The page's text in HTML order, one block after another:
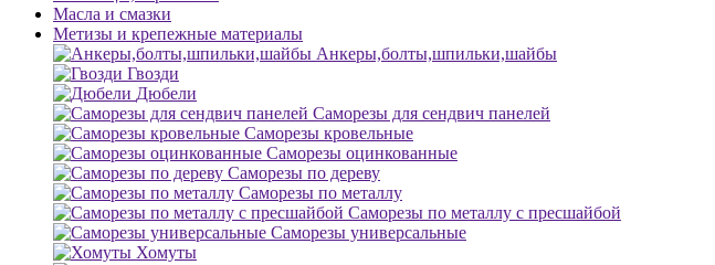
Масла и смазки
Метизы и крепежные материалы
Анкеры,болты,шпильки,шайбы
Гвозди
Дюбели
Саморезы для сендвич панелей
Саморезы кровельные
Саморезы оцинкованные
Саморезы по дереву
Саморезы по металлу
Саморезы по металлу с пресшайбой
Саморезы универсальные
Хомуты